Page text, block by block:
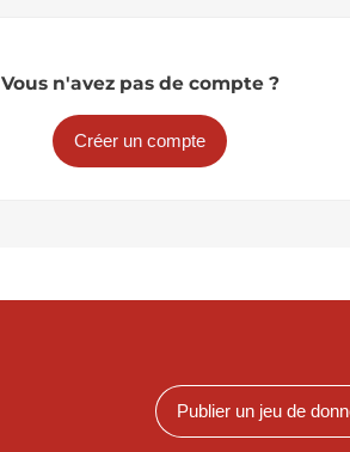
Vous n'avez pas de compte ?
Créer un compte
Publier un jeu de